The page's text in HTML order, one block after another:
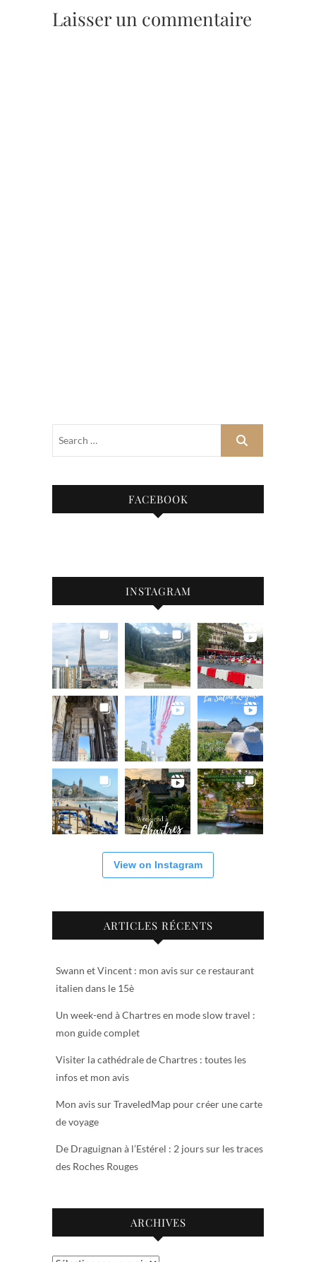
Laisser un commentaire
FACEBOOK
INSTAGRAM
View on Instagram
ARTICLES RÉCENTS
Swann et Vincent : mon avis sur ce restaurant
italien dans le 15è
Un week-end à Chartres en mode slow travel :
mon guide complet
Visiter la cathédrale de Chartres : toutes les
infos et mon avis
Mon avis sur TraveledMap pour créer une carte
de voyage
De Draguignan à l’Estérel : 2 jours sur les traces
des Roches Rouges
ARCHIVES